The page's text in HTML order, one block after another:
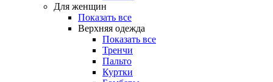
Для женщин
Показать все
Верхняя одежда
Показать все
Тренчи
Пальто
Куртки